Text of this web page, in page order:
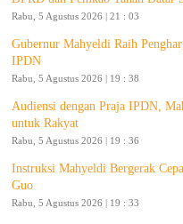
Rabu, 5 Agustus 2026 | 21 : 03
Gubernur Mahyeldi Raih
IPDN
Rabu, 5 Agustus 2026 | 19 : 38
Audiensi dengan Praja IPDN,
untuk Rakyat
Rabu, 5 Agustus 2026 | 19 : 36
Instruksi Mahyeldi Bergerak
Guo
Rabu, 5 Agustus 2026 | 19 : 33